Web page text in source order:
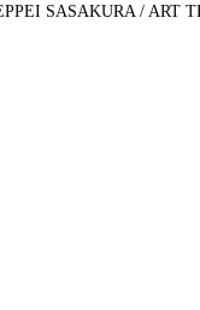
SASAKURA / ART